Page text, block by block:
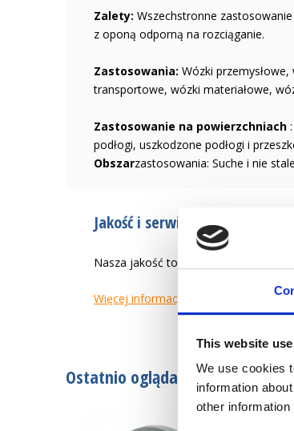
This website
We use cookies
information
other
Zalety: Wszechstronne
z oponą odporną na rozciąganie.
Zastosowania: Wózki
transportowe, wózki materiałowe,
Zastosowanie na powierzchniach
podłogi, uszkodzone podłogi i
Obszarzastosowania: Suche i nie
Jakość i serwis od 1946 r.
Nasza jakość to tworzenie
Więcej informacji
Ostatnio oglądane